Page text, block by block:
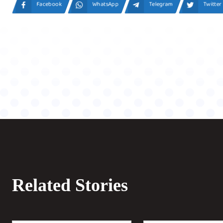
Facebook WhatsApp Telegram Twitter
Related Stories